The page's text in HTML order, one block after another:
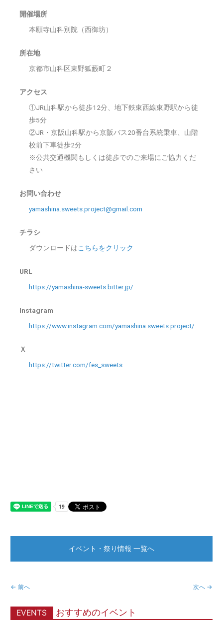
開催場所
本願寺山科別院（西御坊）
所在地
京都市山科区東野狐藪町２
アクセス
①JR山科駅から徒歩12分、地下鉄東西線東野駅から徒
歩5分
②JR・京阪山科駅から京阪バス20番台系統乗車、山階
校前下車徒歩2分
※公共交通機関もしくは徒歩でのご来場にご協力くだ
さい
お問い合わせ
yamashina.sweets.project@gmail.com
チラシ
ダウンロードはこちらをクリック
URL
https://yamashina-sweets.bitter.jp/
Instagram
https://www.instagram.com/yamashina.sweets.project/
Ｘ
https://twitter.com/fes_sweets
← 前へ 次へ →
イベント・祭り情報 一覧へ
EVENTS おすすめのイベント